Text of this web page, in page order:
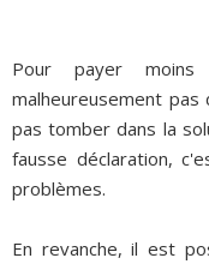
Pour payer
malheureusement
pas tomber dans la
fausse déclaration,
problèmes.
En revanche, il est